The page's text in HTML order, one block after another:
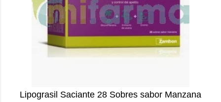
Lipograsil Saciante 28 Sobres sabor Manzana